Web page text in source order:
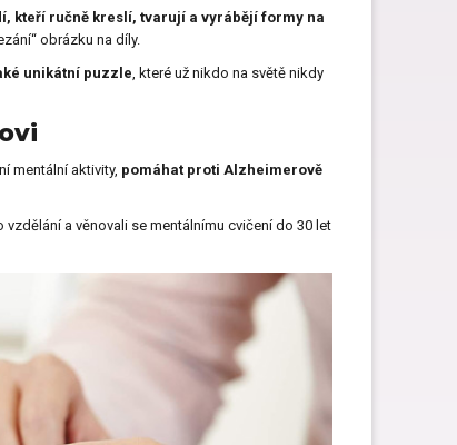
kteří ručně kreslí, tvarují a vyrábějí formy na
obrázku na díly.
unikátní puzzle, které už nikdo na světě nikdy
mentální aktivity, pomáhat proti Alzheimerově
a věnovali se mentálnímu cvičení do 30 let